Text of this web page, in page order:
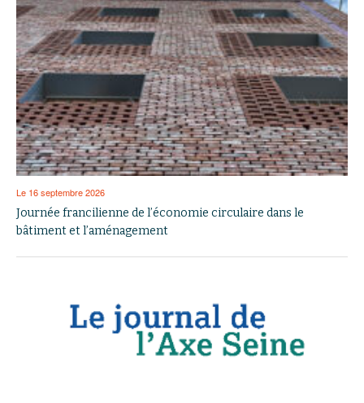
Le 16 septembre 2026
Journée francilienne de l’économie circulaire dans le
bâtiment et l’aménagement